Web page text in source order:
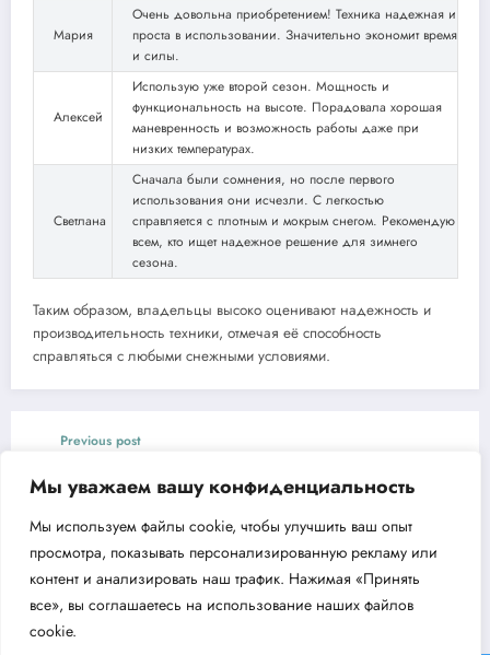
Мы уважаем вашу конфиденциальность
Мы используем файлы cookie, чтобы улучшить ваш опыт
просмотра, показывать персонализированную рекламу или
контент и анализировать наш трафик. Нажимая «Принять
все», вы соглашаетесь на использование наших файлов
cookie.
Мария
Очень довольна приобретением! Техника надежная и
проста в использовании. Значительно экономит время
и силы.
Алексей
Использую уже второй сезон. Мощность и
функциональность на высоте. Порадовала хорошая
маневренность и возможность работы даже при
низких температурах.
Светлана
Сначала были сомнения, но после первого
использования они исчезли. С легкостью
справляется с плотным и мокрым снегом. Рекомендую
всем, кто ищет надежное решение для зимнего
сезона.
Таким образом, владельцы высоко оценивают надежность и
производительность техники, отмечая её способность
справляться с любыми снежными условиями.
Previous post
применение
Next post
Мотопомпа Denzel PX-50 для чистой воды